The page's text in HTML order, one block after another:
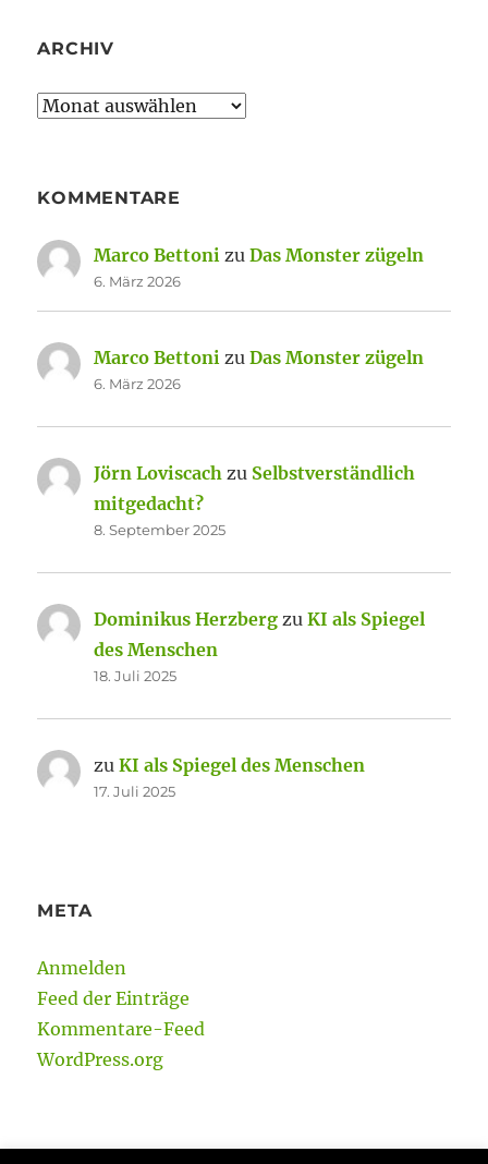
ARCHIV
Archiv
KOMMENTARE
Marco Bettoni zuDas Monster zügeln
6. März 2026
Marco Bettoni zuDas Monster zügeln
6. März 2026
Jörn Loviscach zu Selbstverständlich
mitgedacht?
8. September 2025
Dominikus Herzberg zuKI als Spiegel
des Menschen
18. Juli 2025
zuKI als Spiegel des Menschen
17. Juli 2025
META
Anmelden
Feed der Einträge
Kommentare-Feed
WordPress.org